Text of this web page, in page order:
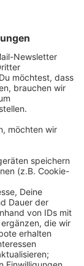
früherer
McGregor).
auf dem
Sohn, den
Kenobi
verlassen
suchen.